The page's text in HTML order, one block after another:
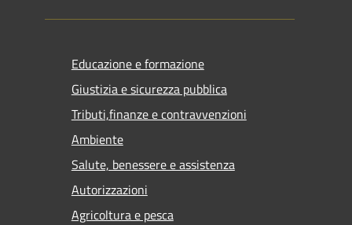
Educazione e formazione
Giustizia e sicurezza pubblica
Tributi,finanze e contravvenzioni
Ambiente
Salute, benessere e assistenza
Autorizzazioni
Agricoltura e pesca